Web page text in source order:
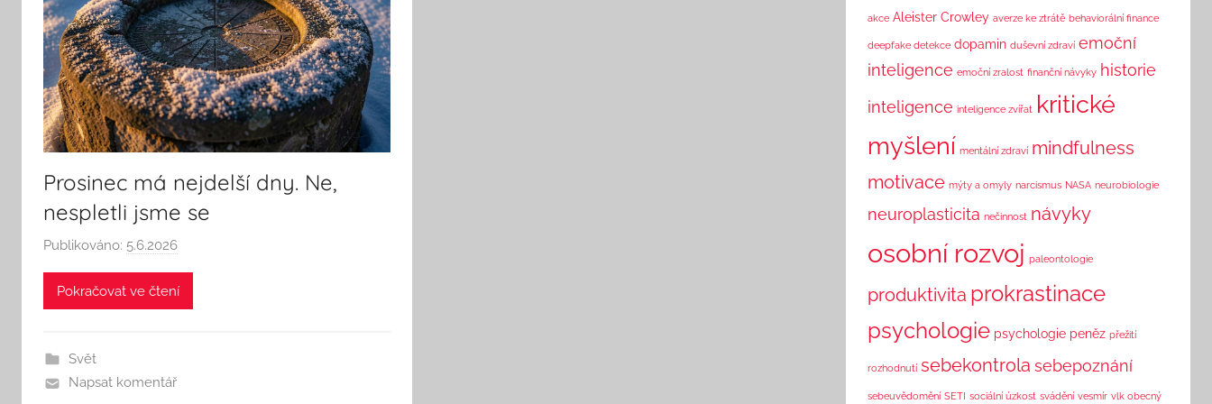
Prosinec má nejdelší dny. Ne,
nespletli jsme se
Publikováno: 5.6.2026
u
t
Pokračovat ve čtení
Svět
Napsat komentář
akce Aleister Crowley averze ke ztrátě behaviorální finance
deepfake detekce dopamin duševní zdraví emoční
inteligence emoční zralost finanční návyky historie
inteligence inteligence zvířat kritické
myšlení mentální zdraví mindfulness
motivace mýty a omyly narcismus NASA neurobiologie
neuroplasticita nečinnost návyky
osobní rozvoj paleontologie
produktivita prokrastinace
psychologie psychologie peněz přežití
rozhodnutí sebekontrola sebepoznání
sebeuvědomění SETI sociální úzkost svádění vesmír vlk obecný